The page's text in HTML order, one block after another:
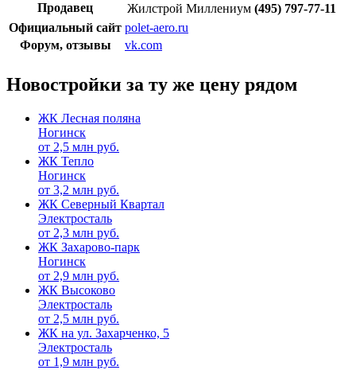
Продавец
Жилстрой Миллениум (495) 797-77-11
Официальный сайт polet-aero.ru
Форум, отзывы
vk.com
Новостройки за ту же цену рядом
ЖК Лесная поляна
Ногинск
от 2,5 млн руб.
ЖК Тепло
Ногинск
от 3,2 млн руб.
ЖК Северный Квартал
Электросталь
от 2,3 млн руб.
ЖК Захарово-парк
Ногинск
от 2,9 млн руб.
ЖК Высоково
Электросталь
от 2,5 млн руб.
ЖК на ул. Захарченко, 5
Электросталь
от 1,9 млн руб.